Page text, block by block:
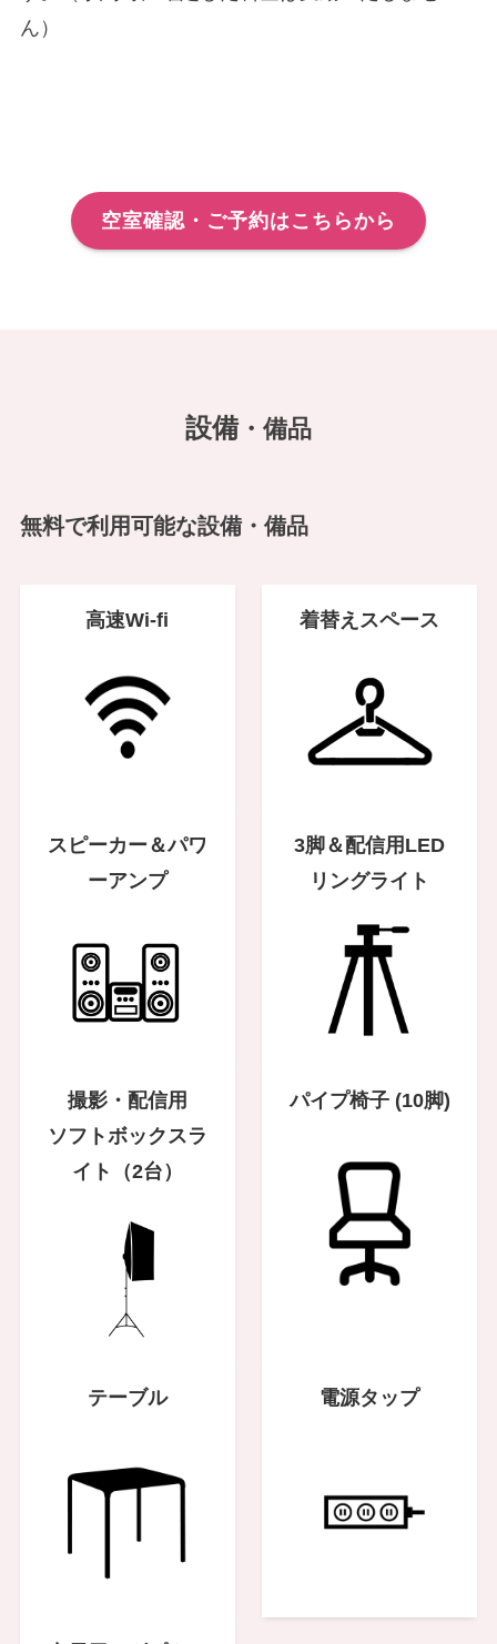
ん）
空室確認・ご予約はこちらから
設備・備品
無料で利用可能な設備・備品
高速Wi-fi 着替えスペース
スピーカー＆パワ
ーアンプ
3脚＆配信用LED
リングライト
撮影・ 配信用
ソフトボックスラ
イト（2台）
パイプ椅子 (10脚)
テーブル 電源タップ